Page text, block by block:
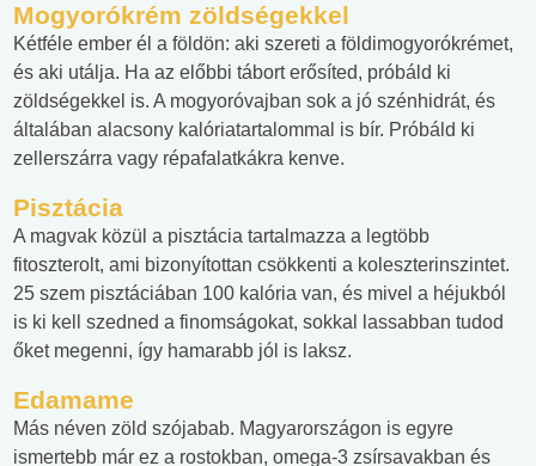
Mogyorókrém zöldségekkel
Kétféle ember él a földön: aki szereti a földimogyorókrémet,
és aki utálja. Ha az előbbi tábort erősíted, próbáld ki
zöldségekkel is. A mogyoróvajban sok a jó szénhidrát, és
általában alacsony kalóriatartalommal is bír. Próbáld ki
zellerszárra vagy répafalatkákra kenve.
Pisztácia
A magvak közül a pisztácia tartalmazza a legtöbb
fitoszterolt, ami bizonyítottan csökkenti a koleszterinszintet.
25 szem pisztáciában 100 kalória van, és mivel a héjukból
is ki kell szedned a finomságokat, sokkal lassabban tudod
őket megenni, így hamarabb jól is laksz.
Edamame
Más néven zöld szójabab. Magyarországon is egyre
ismertebb már ez a rostokban, omega-3 zsírsavakban és